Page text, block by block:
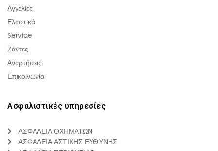
Αγγελίες
Ελαστικά
Service
Ζάντες
Αναρτήσεις
Επικοινωνία
Ασφαλιστικές υπηρεσίες
ΑΣΦΑΛΕΙΑ ΟΧΗΜΑΤΩΝ
ΑΣΦΑΛΕΙΑ ΑΣΤΙΚΗΣ ΕΥΘΥΝΗΣ